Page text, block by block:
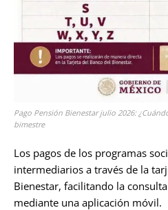
Pago Pensión Bienestar julio 2026:
bimestre
Los pagos de los programas
intermediarios a través de la
Bienestar, facilitando la
mediante una aplicación móvil.